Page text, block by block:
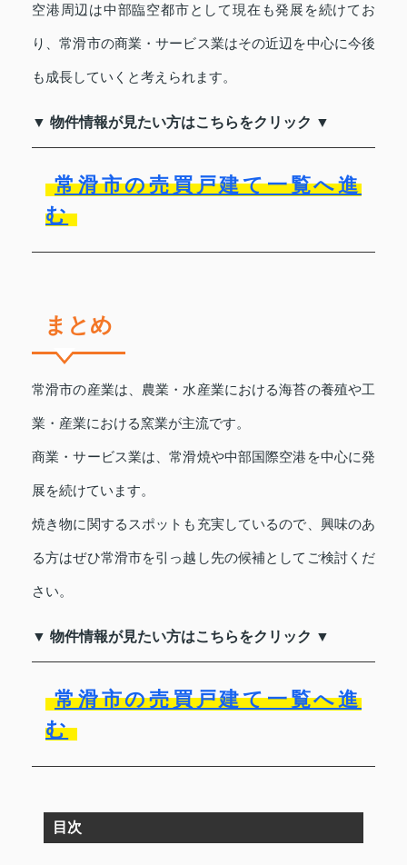
空港周辺は中部臨空都市として現在も発展を続けてお
り、常滑市の商業・サービス業はその近辺を中心に今後
も成長していくと考えられます。
▼ 物件情報が見たい方はこちらをクリック ▼
常滑市の売買戸建て一覧へ進
む
まとめ
常滑市の産業は、農業・水産業における海苔の養殖や工
業・産業における窯業が主流です。
商業・サービス業は、常滑焼や中部国際空港を中心に発
展を続けています。
焼き物に関するスポットも充実しているので、興味のあ
る方はぜひ常滑市を引っ越し先の候補としてご検討くだ
さい。
▼ 物件情報が見たい方はこちらをクリック ▼
常滑市の売買戸建て一覧へ進
む
目次